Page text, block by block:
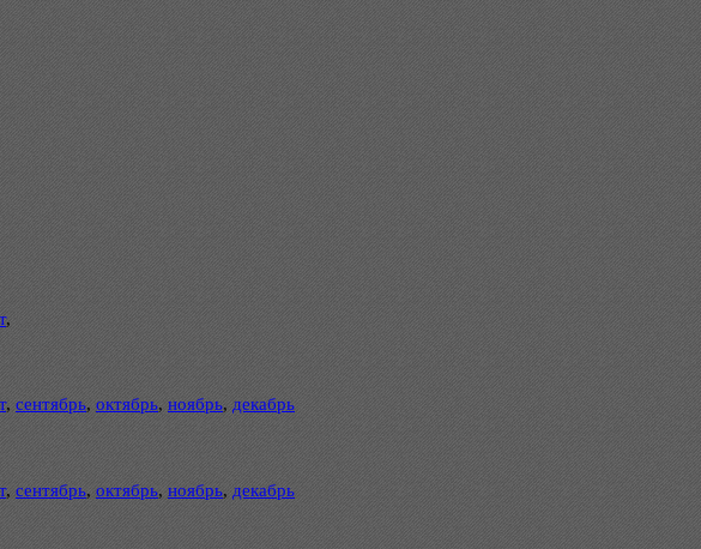
,
, сентябрь, октябрь, ноябрь, декабрь
, сентябрь, октябрь, ноябрь, декабрь